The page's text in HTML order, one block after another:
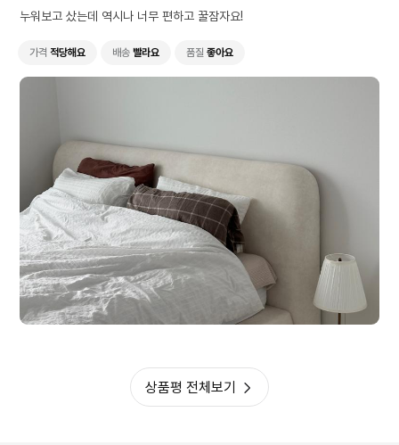
누워보고 샀는데 역시나 너무 편하고 꿀잠자요!
가격 적당해요 배송 빨라요 품질 좋아요
상품평 전체보기